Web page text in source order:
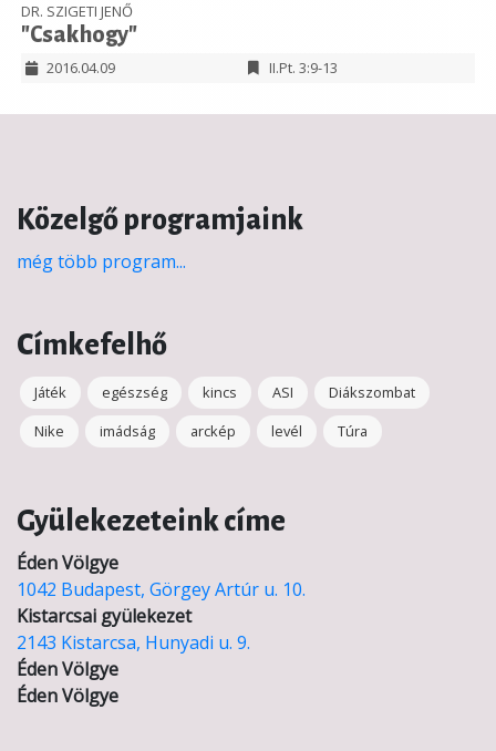
DR. SZIGETI JENŐ
"Csakhogy"
2016.04.09 II.Pt. 3:9-13
Közelgő programjaink
még több program...
Címkefelhő
Játék egészség kincs ASI
Diákszombat
Nike
imádság arckép levél Túra
Gyülekezeteink címe
Éden Völgye
1042 Budapest, Görgey Artúr u. 10.
Kistarcsai gyülekezet
2143 Kistarcsa, Hunyadi u. 9.
Éden Völgye
Éden Völgye